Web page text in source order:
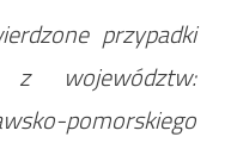
przypadki
województw:
pomorskiego